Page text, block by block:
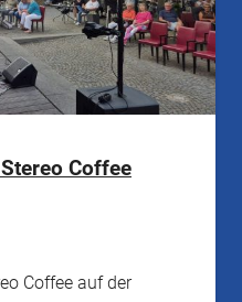
Coffee
Coffee auf der